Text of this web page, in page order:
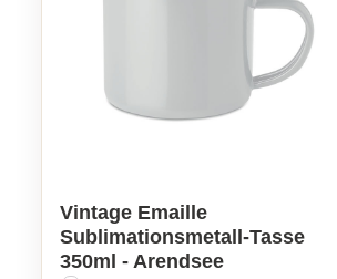
Vintage Emaille
Sublimationsmetall-Tasse
350ml - Arendsee